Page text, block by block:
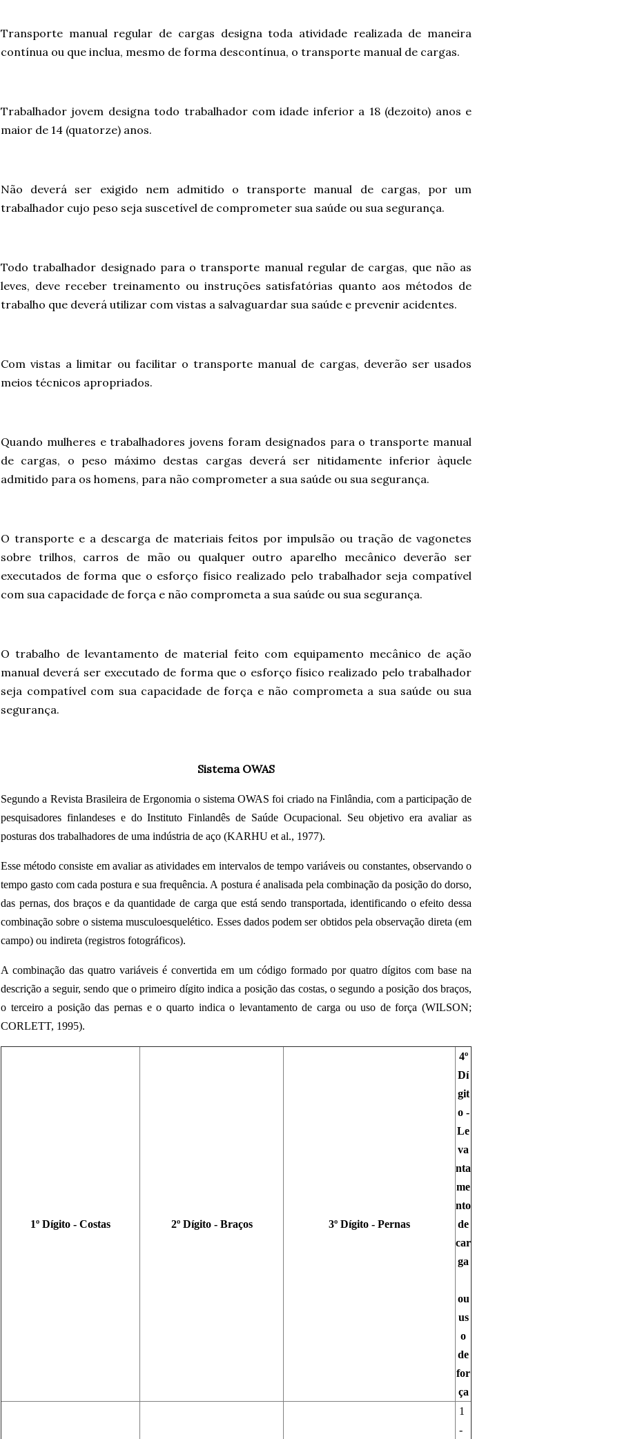
Transporte manual regular de cargas designa toda atividade realizada de maneira
contínua ou que inclua, mesmo de forma descontínua, o transporte manual de cargas.
Trabalhador jovem designa todo trabalhador com idade inferior a 18 (dezoito) anos e
maior de 14 (quatorze) anos.
Não deverá ser exigido nem admitido o transporte manual de cargas, por um
trabalhador cujo peso seja suscetível de comprometer sua saúde ou sua segurança.
Todo trabalhador designado para o transporte manual regular de cargas, que não as
leves, deve receber treinamento ou instruções satisfatórias quanto aos métodos de
trabalho que deverá utilizar com vistas a salvaguardar sua saúde e prevenir acidentes.
Com vistas a limitar ou facilitar o transporte manual de cargas, deverão ser usados
meios técnicos apropriados.
Quando mulheres e trabalhadores jovens foram designados para o transporte manual
de cargas, o peso máximo destas cargas deverá ser nitidamente inferior àquele
admitido para os homens, para não comprometer a sua saúde ou sua segurança.
O transporte e a descarga de materiais feitos por impulsão ou tração de vagonetes
sobre trilhos, carros de mão ou qualquer outro aparelho mecânico deverão ser
executados de forma que o esforço físico realizado pelo trabalhador seja compatível
com sua capacidade de força e não comprometa a sua saúde ou sua segurança.
O trabalho de levantamento de material feito com equipamento mecânico de ação
manual deverá ser executado de forma que o esforço físico realizado pelo trabalhador
seja compatível com sua capacidade de força e não comprometa a sua saúde ou sua
segurança.
Sistema OWAS
Segundo a Revista Brasileira de Ergonomia o sistema OWAS foi criado na Finlândia, com a participação de
pesquisadores finlandeses e do Instituto Finlandês de Saúde Ocupacional. Seu objetivo era avaliar as
posturas dos trabalhadores de uma indústria de aço (KARHU et al., 1977).
Esse método consiste em avaliar as atividades em intervalos de tempo variáveis ou constantes, observando o
tempo gasto com cada postura e sua frequência. A postura é analisada pela combinação da posição do dorso,
das pernas, dos braços e da quantidade de carga que está sendo transportada, identificando o efeito dessa
combinação sobre o sistema musculoesquelético. Esses dados podem ser obtidos pela observação direta (em
campo) ou indireta (registros fotográficos).
A combinação das quatro variáveis é convertida em um código formado por quatro dígitos com base na
descrição a seguir, sendo que o primeiro dígito indica a posição das costas, o segundo a posição dos braços,
o terceiro a posição das pernas e o quarto indica o levantamento de carga ou uso de força (WILSON;
CORLETT, 1995).
1º Dígito - Costas 2º Dígito - Braços 3º Dígito - Pernas
4º
Dí
git
o -
Le
va
nta
me
nto
de
car
ga
ou
us
o
de
for
ça
1
-